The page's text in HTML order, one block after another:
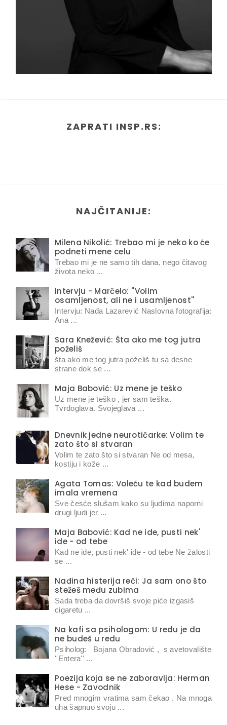
ZAPRATI INSP.RS:
NAJČITANIJE:
Milena Nikolić: Trebao mi je neko ko će
podneti mene celu
Trebao mi je ne samo tih dana, nego čitavog
života neko ...
Intervju - Marčelo: ''Volim
osamljenost, ali ne i usamljenost''
Intervju: Nađa Lazarević Naslovna fotografija:
Ana ...
Sara Knežević: Šta ako me tog jutra
poželiš
šta ako me tog jutra poželiš tu sa desne
strane dok se ...
Maja Babović: Uz mene je teško
Uz mene je teško , jer sam teška.
Tvrdoglava. Svojeglava ...
Dnevnik jedne neurotičarke: Volim te
zato što si stvaran
Volim te zato što si stvaran Ne od mesa,
kostiju i kože ...
Agata Tomas: Voleću te kad budem
imala vremena
Sve česće slušam kako su ljudima naporni
drugi ljudi jer ...
Maja Babović: Kad ne ide, pusti nek'
ide - od tebe
Kad ne ide, pusti nek' ide - od tebe Ne žalosti
se ...
Nađina histerija reči: Ja sam ono što
stežeš među zubima
Sada treba da dovršiš svoje piće izgasiš
cigaretu ...
Na kafi sa psihologom: U redu je da
ne budeš u redu
Psiholog: Bojana Obradović , s avetovalište
''Entera'' ...
Poezija koja se ne zaboravlja: Herman
Hese - Zavodnik
Pred mnogim vratima sam čekao . Na mnoga
uha šapnuo svoju ...